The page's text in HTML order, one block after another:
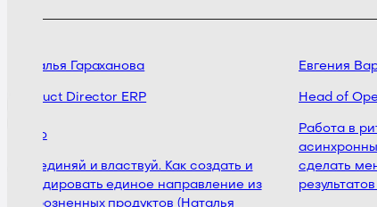
Наталья Гараханова
Product Director ERP
Объединяй и властвуй. Как создать и
залидировать единое направление из
разрозненных продуктов (Наталья
Евгения
Head of
Работа в
сделать